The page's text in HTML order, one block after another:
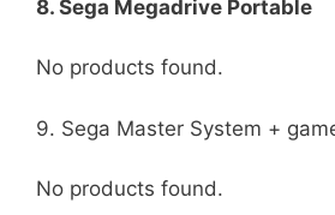
8. Sega Megadrive Portable
No products found.
9. Sega Master System +
No products found.